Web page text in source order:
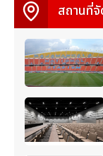
สถานที่